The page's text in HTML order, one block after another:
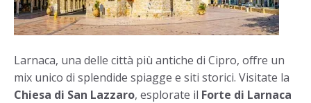
Larnaca, una delle città più antiche di Cipro, offre un
mix unico di splendide spiagge e siti storici. Visitate la
Chiesa di San Lazzaro, esplorate il Forte di Larnaca